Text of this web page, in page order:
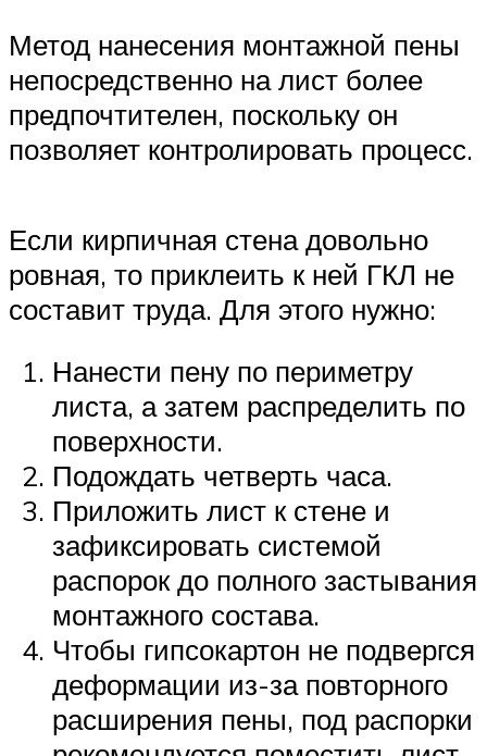
Метод нанесения монтажной пены
непосредственно на лист более
предпочтителен, поскольку он
позволяет контролировать процесс.
Если кирпичная стена довольно
ровная, то приклеить к ней ГКЛ не
составит труда. Для этого нужно:
Нанести пену по периметру
листа, а затем распределить по
поверхности.
Подождать четверть часа.
Приложить лист к стене и
зафиксировать системой
распорок до полного застывания
монтажного состава.
Чтобы гипсокартон не подвергся
деформации из-за повторного
расширения пены, под распорки